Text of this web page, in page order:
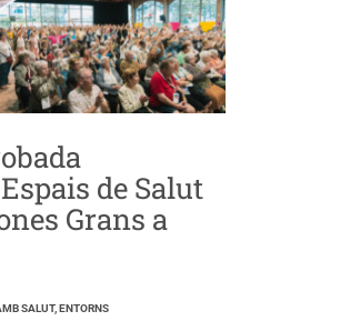
de Salut
Grans a
SALUT, ENTORNS